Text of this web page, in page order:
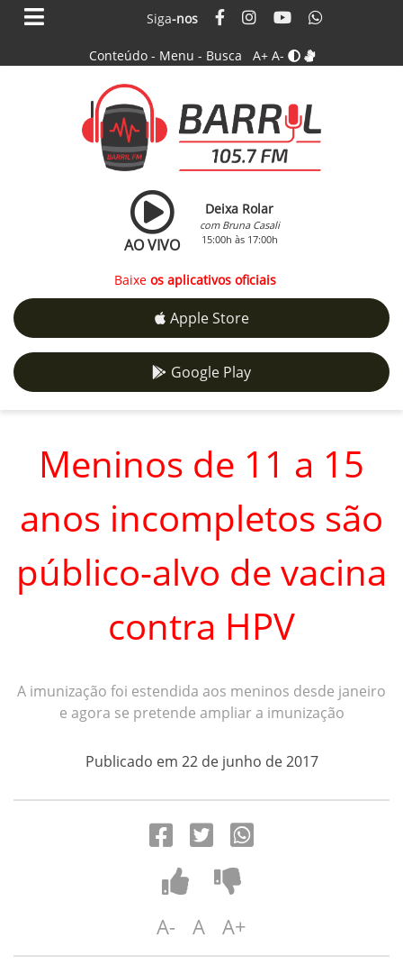
Siga-nos
Conteúdo - Menu - Busca A+ A-
AO VIVO
Deixa Rolar
com Bruna Casali
15:00h às 17:00h
Baixe os aplicativos oficiais
Apple Store
Google Play
Meninos de 11 a 15
anos incompletos são
público-alvo de vacina
contra HPV
A imunização foi estendida aos meninos desde janeiro
e agora se pretende ampliar a imunização
Publicado em 22 de junho de 2017
A- A A+